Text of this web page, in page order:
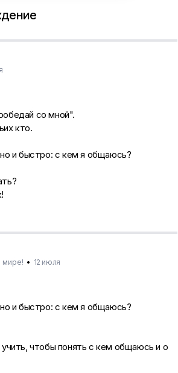
со мной".
кто.
и быстро: с кем я общаюсь?
мире! • 12 июля
и быстро: с кем я общаюсь?
чтобы понять с кем общаюсь и о